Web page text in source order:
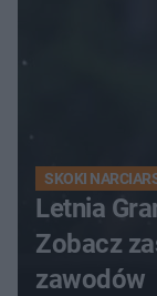
SKOKI
Letnia
Zobacz
zawodów